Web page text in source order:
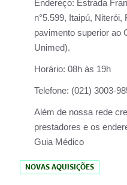
Endereço: Estrada
n°5.599, Itaipú,
pavimento superior ao
Unimed).
Horário: 08h às 19h
Telefone: (021) 3003-
Além de nossa rede
prestadores e os
Guia Médico
NOVAS AQUISIÇÕES